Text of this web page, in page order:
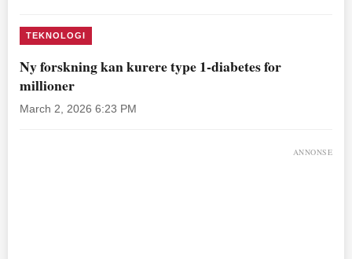
TEKNOLOGI
Ny forskning kan kurere type 1-diabetes for
millioner
March 2, 2026 6:23 PM
ANNONSE